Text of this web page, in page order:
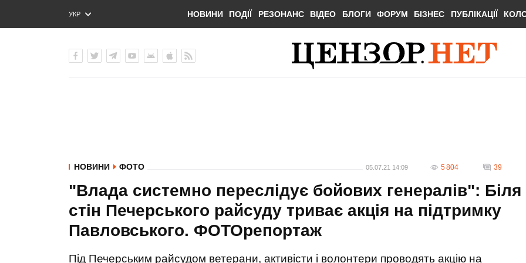
УКР
ENG
НОВИНИ ПОДІЇ РЕЗОНАНС ВІДЕО БЛОГИ ФОРУМ БІЗНЕС ПУБЛІКАЦІЇ
НОВИНИ ФОТО 05.07.21 14:09 5 804 39
"Влада системно переслідує бойових генералів": Біля
стін Печерського райсуду триває акція на підтримку
Павловського. ФОТОрепортаж
Під Печерським райсудом ветерани, активісти і волонтери проводять акцію на